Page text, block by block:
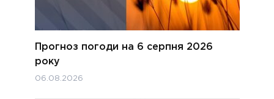
Прогноз погоди на 6 серпня 2026
року
06.08.2026